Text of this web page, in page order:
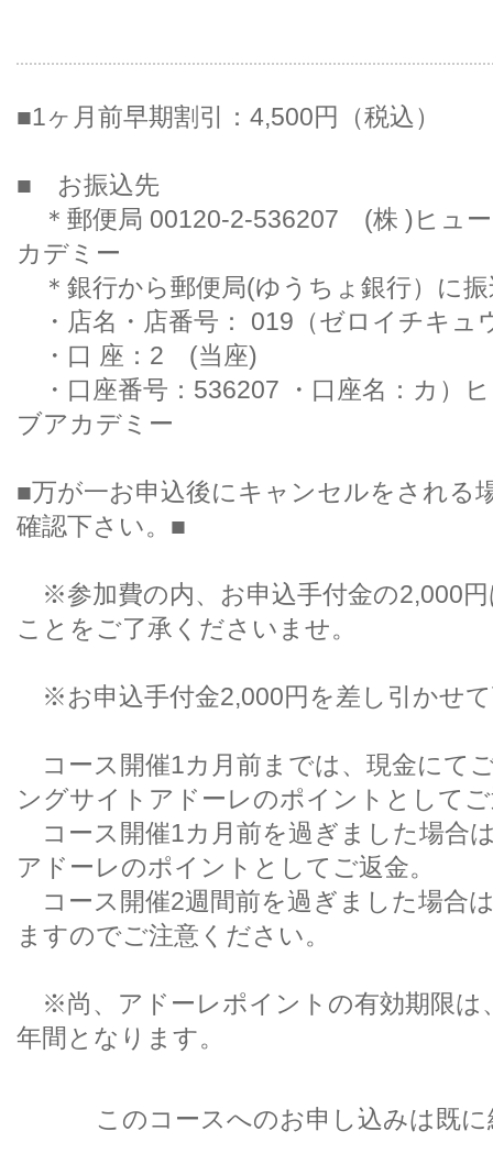
■1ヶ月前早期割引：4,500円（税込）
■ お振込先
＊郵便局 00120-2-536207 (株 )ヒュ
カデミー
＊銀行から郵便局(ゆうちょ銀行）
・店名・店番号： 019（ゼロイチキ
・口 座：2 (当座)
・口座番号：536207 ・口座名：カ）
ブアカデミー
■万が一お申込後にキャンセルをされる
確認下さい。■
※参加費の内、お申込手付金の2,000
ことをご了承くださいませ。
※お申込手付金2,000円を差し引かせ
コース開催1カ月前までは、現金にて
ングサイトアドーレのポイントとして
コース開催1カ月前を過ぎました場合
アドーレのポイントとしてご返金。
コース開催2週間前を過ぎました場合
ますのでご注意ください。
※尚、アドーレポイントの有効期限は
年間となります。
このコースへのお申し込みは既